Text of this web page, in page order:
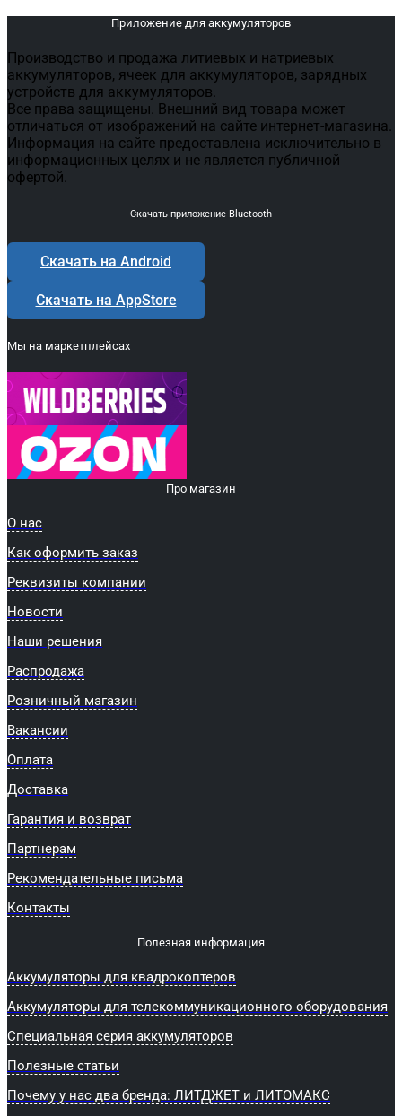
Приложение для аккумуляторов
Производство и продажа литиевых и натриевых
аккумуляторов, ячеек для аккумуляторов, зарядных
устройств для аккумуляторов.
Все права защищены. Внешний вид товара может
отличаться от изображений на сайте интернет-магазина.
Информация на сайте предоставлена исключительно в
информационных целях и не является публичной
офертой.
Скачать приложение Bluetooth
Скачать на Android
Скачать на AppStore
Мы на маркетплейсах
Про магазин
О нас
Как оформить заказ
Реквизиты компании
Новости
Наши решения
Распродажа
Розничный магазин
Вакансии
Оплата
Доставка
Гарантия и возврат
Партнерам
Рекомендательные письма
Контакты
Полезная информация
Аккумуляторы для квадрокоптеров
Аккумуляторы для телекоммуникационного оборудования
Специальная серия аккумуляторов
Полезные статьи
Почему у нас два бренда: ЛИТДЖЕТ и ЛИТОМАКС